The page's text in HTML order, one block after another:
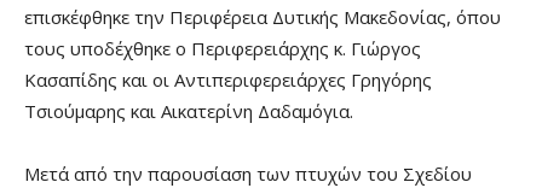
επισκέφθηκε την Περιφέρεια Δυτικής Μακεδονίας, όπου
τους υποδέχθηκε ο Περιφερειάρχης κ. Γιώργος
Κασαπίδης και οι Αντιπεριφερειάρχες Γρηγόρης
Τσιούμαρης και Αικατερίνη Δαδαμόγια.
Μετά από την παρουσίαση των πτυχών του Σχεδίου